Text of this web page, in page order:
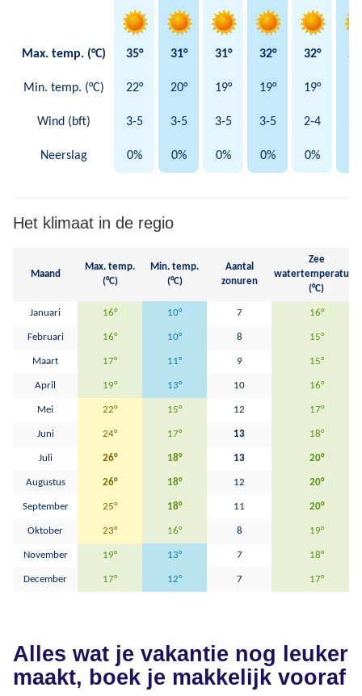
Max. temp. (°C) 35° 31° 31° 32° 32°
Min. temp. (°C) 22° 20° 19° 19° 19°
Wind (bft) 3-5 3-5 3-5 3-5 2-4
Neerslag 0% 0% 0% 0% 0%
Het klimaat in de regio
Maand
Max. temp.
(°C)
Min. temp.
(°C)
Aantal
zonuren
Zee
watertemperatuur
(°C)
Januari 16° 10° 7 16°
Februari 16° 10° 8 15°
Maart 17° 11° 9 15°
April 19° 13° 10 16°
Mei 22° 15° 12 17°
Juni 24° 17° 13 18°
Juli 26° 18° 13 20°
Augustus 26° 18° 12 20°
September 25° 18° 11 20°
Oktober 23° 16° 8 19°
November 19° 13° 7 18°
December 17° 12° 7 17°
Alles wat je vakantie nog leuker
maakt, boek je makkelijk vooraf